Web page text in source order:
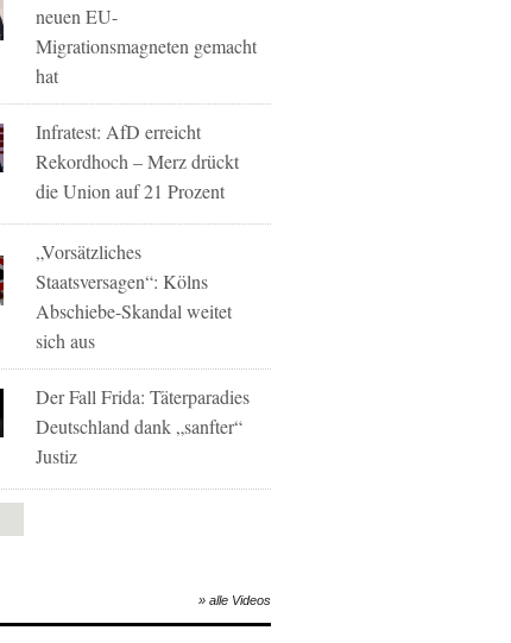
neuen EU-
Migrationsmagneten gemacht
hat
Infratest: AfD erreicht
Rekordhoch – Merz drückt
die Union auf 21 Prozent
„Vorsätzliches
Staatsversagen“: Kölns
Abschiebe-Skandal weitet
sich aus
Der Fall Frida: Täterparadies
Deutschland dank „sanfter“
Justiz
» alle Videos